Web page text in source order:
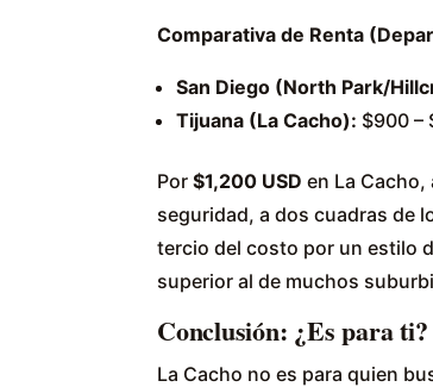
Comparativa de Renta
San Diego (North Park/
Tijuana (La Cacho): $900 –
Por $1,200 USD en La
seguridad, a dos cuadras de
tercio del costo por un estilo
superior al de muchos
Conclusión: ¿Es para ti?
La Cacho no es para quien